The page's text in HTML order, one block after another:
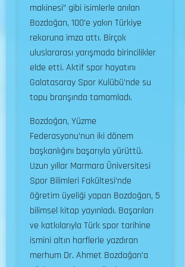
makinesi” gibi isimlerle anılan
Bozdoğan, 100’e yakın Türkiye
rekoruna imza attı. Birçok
uluslararası yarışmada birincilikler
elde etti. Aktif spor hayatını
Galatasaray Spor Kulübü’nde su
topu branşında tamamladı.
Bozdoğan, Yüzme
Federasyonu’nun iki dönem
başkanlığını başarıyla yürüttü.
Uzun yıllar Marmara Üniversitesi
Spor Bilimleri Fakültesi’nde
öğretim üyeliği yapan Bozdoğan, 5
bilimsel kitap yayınladı. Başarıları
ve katkılarıyla Türk spor tarihine
ismini altın harflerle yazdıran
merhum Dr. Ahmet Bozdağan’a